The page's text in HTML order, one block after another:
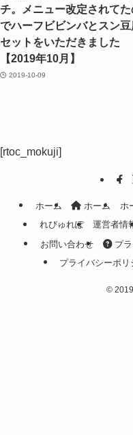
チ。メニュー改定されてた
でハーフビビンバとスン豆
セットをいただきました
【2019年10月】
2019-10-09
[rtoc_mokuji]
ホーム ホーム ホ
れびゅれぽ
運営者情
お問い合わせ
プラ
プライバシーポリ
©